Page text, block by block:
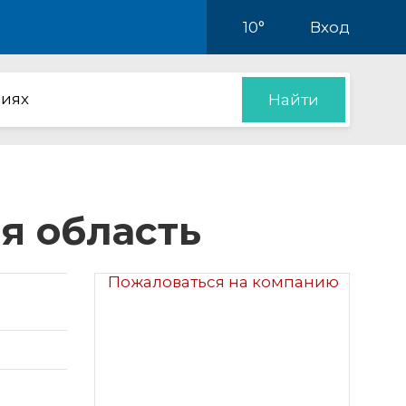
10° Вход
Найти
область
Пожаловаться на компанию